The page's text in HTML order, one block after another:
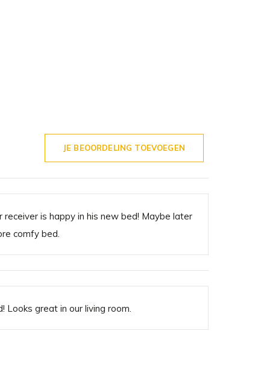
JE BEOORDELING TOEVOEGEN
is happy in his new bed! Maybe later
comfy bed.
Looks great in our living room.